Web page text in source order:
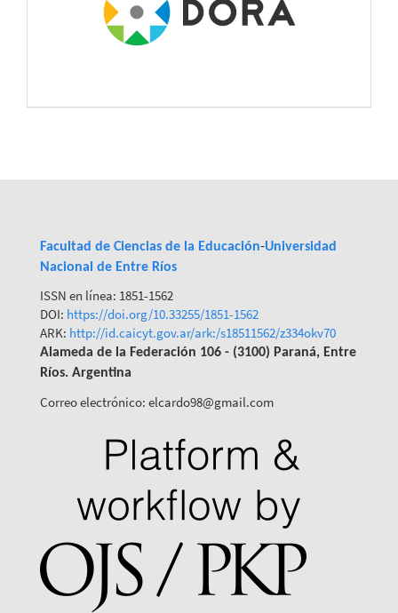
Facultad de Ciencias de la Educación-Universidad
Nacional de Entre Ríos
ISSN en línea: 1851-1562
DOI: https://doi.org/10.33255/1851-1562
ARK: http://id.caicyt.gov.ar/ark:/s18511562/z334okv70
Alameda de la Federación 106 - (3100) Paraná, Entre
Ríos. Argentina
Correo electrónico: elcardo98@gmail.com